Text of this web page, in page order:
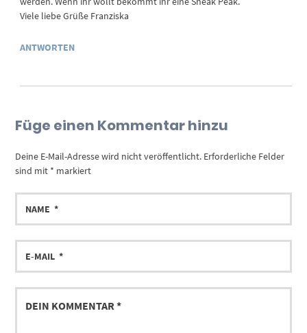
Viele liebe Grüße Franziska
ANTWORTEN
Füge einen Kommentar hinzu
Deine E-Mail-Adresse wird nicht veröffentlicht. Erforderliche Felder
sind mit * markiert
NAME
E-
MAIL
DEIN
KOMMENTAR